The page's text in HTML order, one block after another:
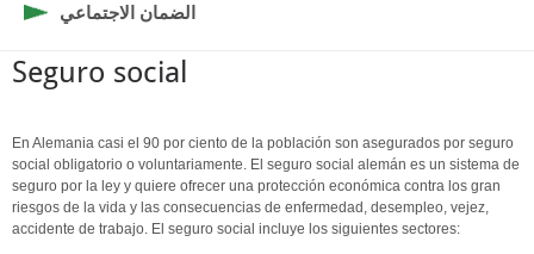
الضمان الاجتماعي
Seguro social
En Alemania casi el 90 por ciento de la población son asegurados por seguro
social obligatorio o voluntariamente. El seguro social alemán es un sistema de
seguro por la ley y quiere ofrecer una protección económica contra los gran
riesgos de la vida y las consecuencias de enfermedad, desempleo, vejez,
accidente de trabajo. El seguro social incluye los siguientes sectores: